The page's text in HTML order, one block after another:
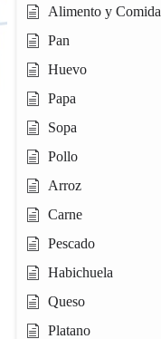
Alimento y Comida
Pan
Huevo
Papa
Sopa
Pollo
Arroz
Carne
Pescado
Habichuela
Queso
Platano